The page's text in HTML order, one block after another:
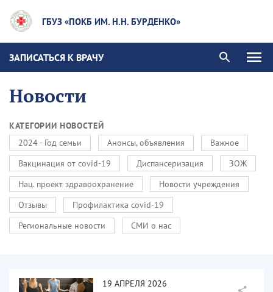
ГБУЗ «ПОКБ ИМ. Н.Н. БУРДЕНКО»
ЗАПИСАТЬСЯ К ВРАЧУ
Новости
КАТЕГОРИИ НОВОСТЕЙ
2024 - Год семьи
Анонсы, объявления
Важное
Вакцинация от covid-19
Диспансеризация
ЗОЖ
Нац. проект здравоохранение
Новости учреждения
Отзывы
Профилактика covid-19
Региональные новости
СМИ о нас
19 АПРЕЛЯ 2026